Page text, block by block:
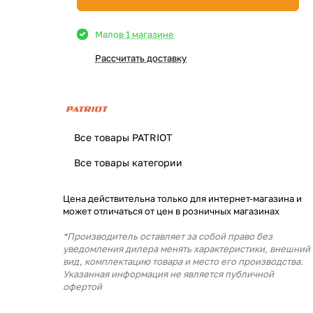
Малов 1 магазине
Рассчитать доставку
Все товары PATRIOT
Все товары категории
Цена действительна только для интернет-магазина и
может отличаться от цен в розничных магазинах
*Производитель оставляет за собой право без
уведомления дилера менять характеристики, внешний
вид, комплектацию товара и место его производства.
Указанная информация не является публичной
офертой